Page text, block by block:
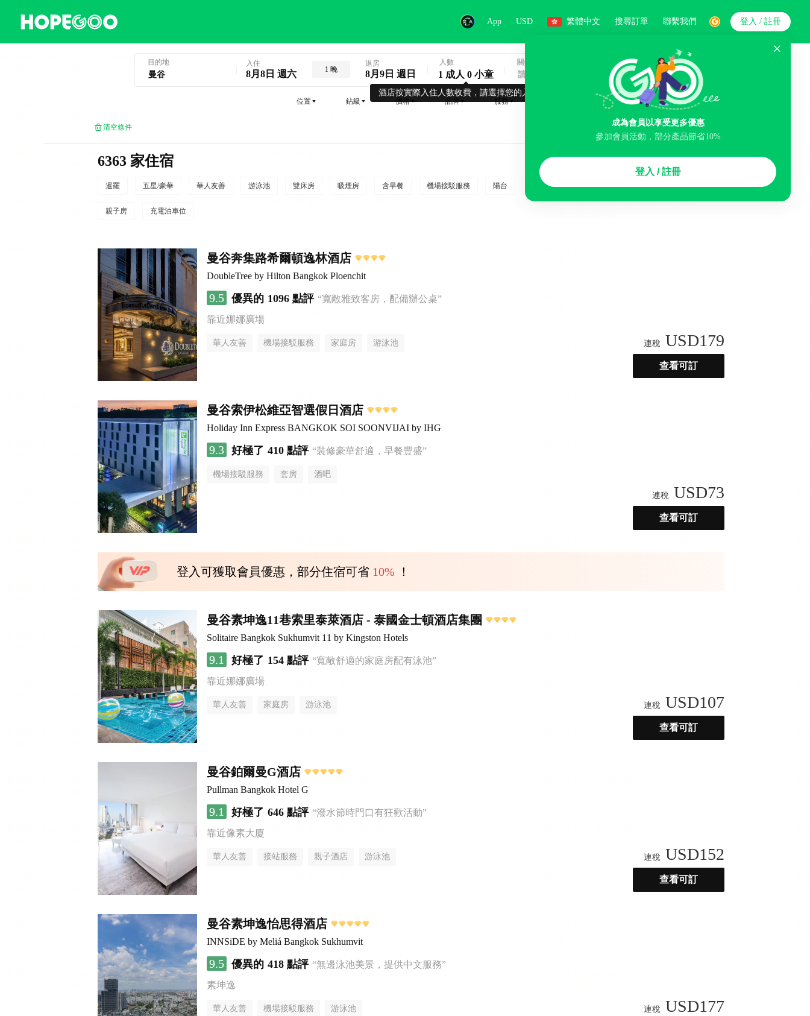
App USD 繁體中文 搜尋訂單 聯繫我們
成為會員以享受更多優惠
參加會員活動，部分產品節省10%
登入 / 註冊
登入 / 註冊
目的地 入住
8月8日 週六 1 晚
退房
8月9日 週日
酒店按實際入住人數收費，請選擇您的入住人數
人數
1 成人 0 小童
關鍵字
搜索
位置 鉆級 價格 品牌 服務
清空條件
6363 家住宿
暹羅 五星/豪華 華人友善 游泳池 雙床房 吸煙房 含早餐 機場接駁服務 陽台 行李寄存服務 免費取消 民宿 泊車場
親子房 充電泊車位
曼谷奔集路希爾頓逸林酒店
DoubleTree by Hilton Bangkok Ploenchit
9.5 優異的 1096 點評 “寬敞雅致客房，配備辦公桌”
靠近娜娜廣場
華人友善 機場接駁服務 家庭房 游泳池 連稅 USD179
查看可訂
曼谷索伊松維亞智選假日酒店
Holiday Inn Express BANGKOK SOI SOONVIJAI by IHG
9.3 好極了 410 點評 “裝修豪華舒適，早餐豐盛”
機場接駁服務 套房 酒吧
連稅 USD73
查看可訂
登入可獲取會員優惠，部分住宿可省 10% ！
曼谷素坤逸11巷索里泰萊酒店 - 泰國金士頓酒店集團
Solitaire Bangkok Sukhumvit 11 by Kingston Hotels
9.1 好極了 154 點評 “寬敞舒適的家庭房配有泳池”
靠近娜娜廣場
華人友善 家庭房 游泳池 連稅 USD107
查看可訂
曼谷鉑爾曼G酒店
Pullman Bangkok Hotel G
9.1 好極了 646 點評 “潑水節時門口有狂歡活動”
靠近像素大廈
華人友善 接站服務 親子酒店 游泳池 連稅 USD152
查看可訂
曼谷素坤逸怡思得酒店
INNSiDE by Meliá Bangkok Sukhumvit
9.5 優異的 418 點評 “無邊泳池美景，提供中文服務”
素坤逸
華人友善 機場接駁服務 游泳池 連稅 USD177